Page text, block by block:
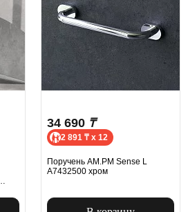
34 690 ₸
2 891 ₸ x 12
Поручень AM.PM Sense L
A7432500 хром